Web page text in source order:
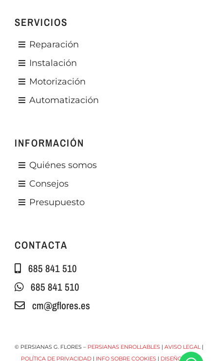
SERVICIOS
Reparación
Instalación
Motorización
Automatización
INFORMACIÓN
Quiénes somos
Consejos
Presupuesto
CONTACTA
685 841 510
685 841 510
cm@gflores.es
© PERSIANAS G. FLORES – PERSIANAS ENROLLABLES | AVISO LEGAL |
POLÍTICA DE PRIVACIDAD| INFO SOBRE COOKIES| DISEÑO WEB: